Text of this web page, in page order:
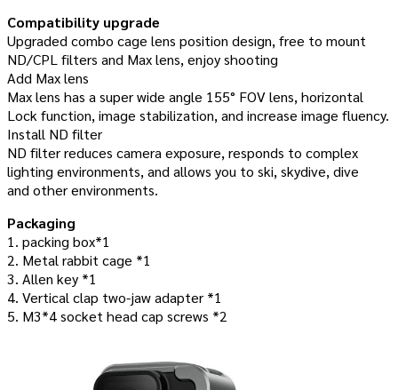
Compatibility upgrade
Upgraded combo cage lens position design, free to mount
ND/CPL filters and Max lens, enjoy shooting
Add Max lens
Max lens has a super wide angle 155° FOV lens, horizontal
Lock function, image stabilization, and increase image fluency.
Install ND filter
ND filter reduces camera exposure, responds to complex
lighting environments, and allows you to ski, skydive, dive
and other environments.
Packaging
1. packing box*1
2. Metal rabbit cage *1
3. Allen key *1
4. Vertical clap two-jaw adapter *1
5. M3*4 socket head cap screws *2